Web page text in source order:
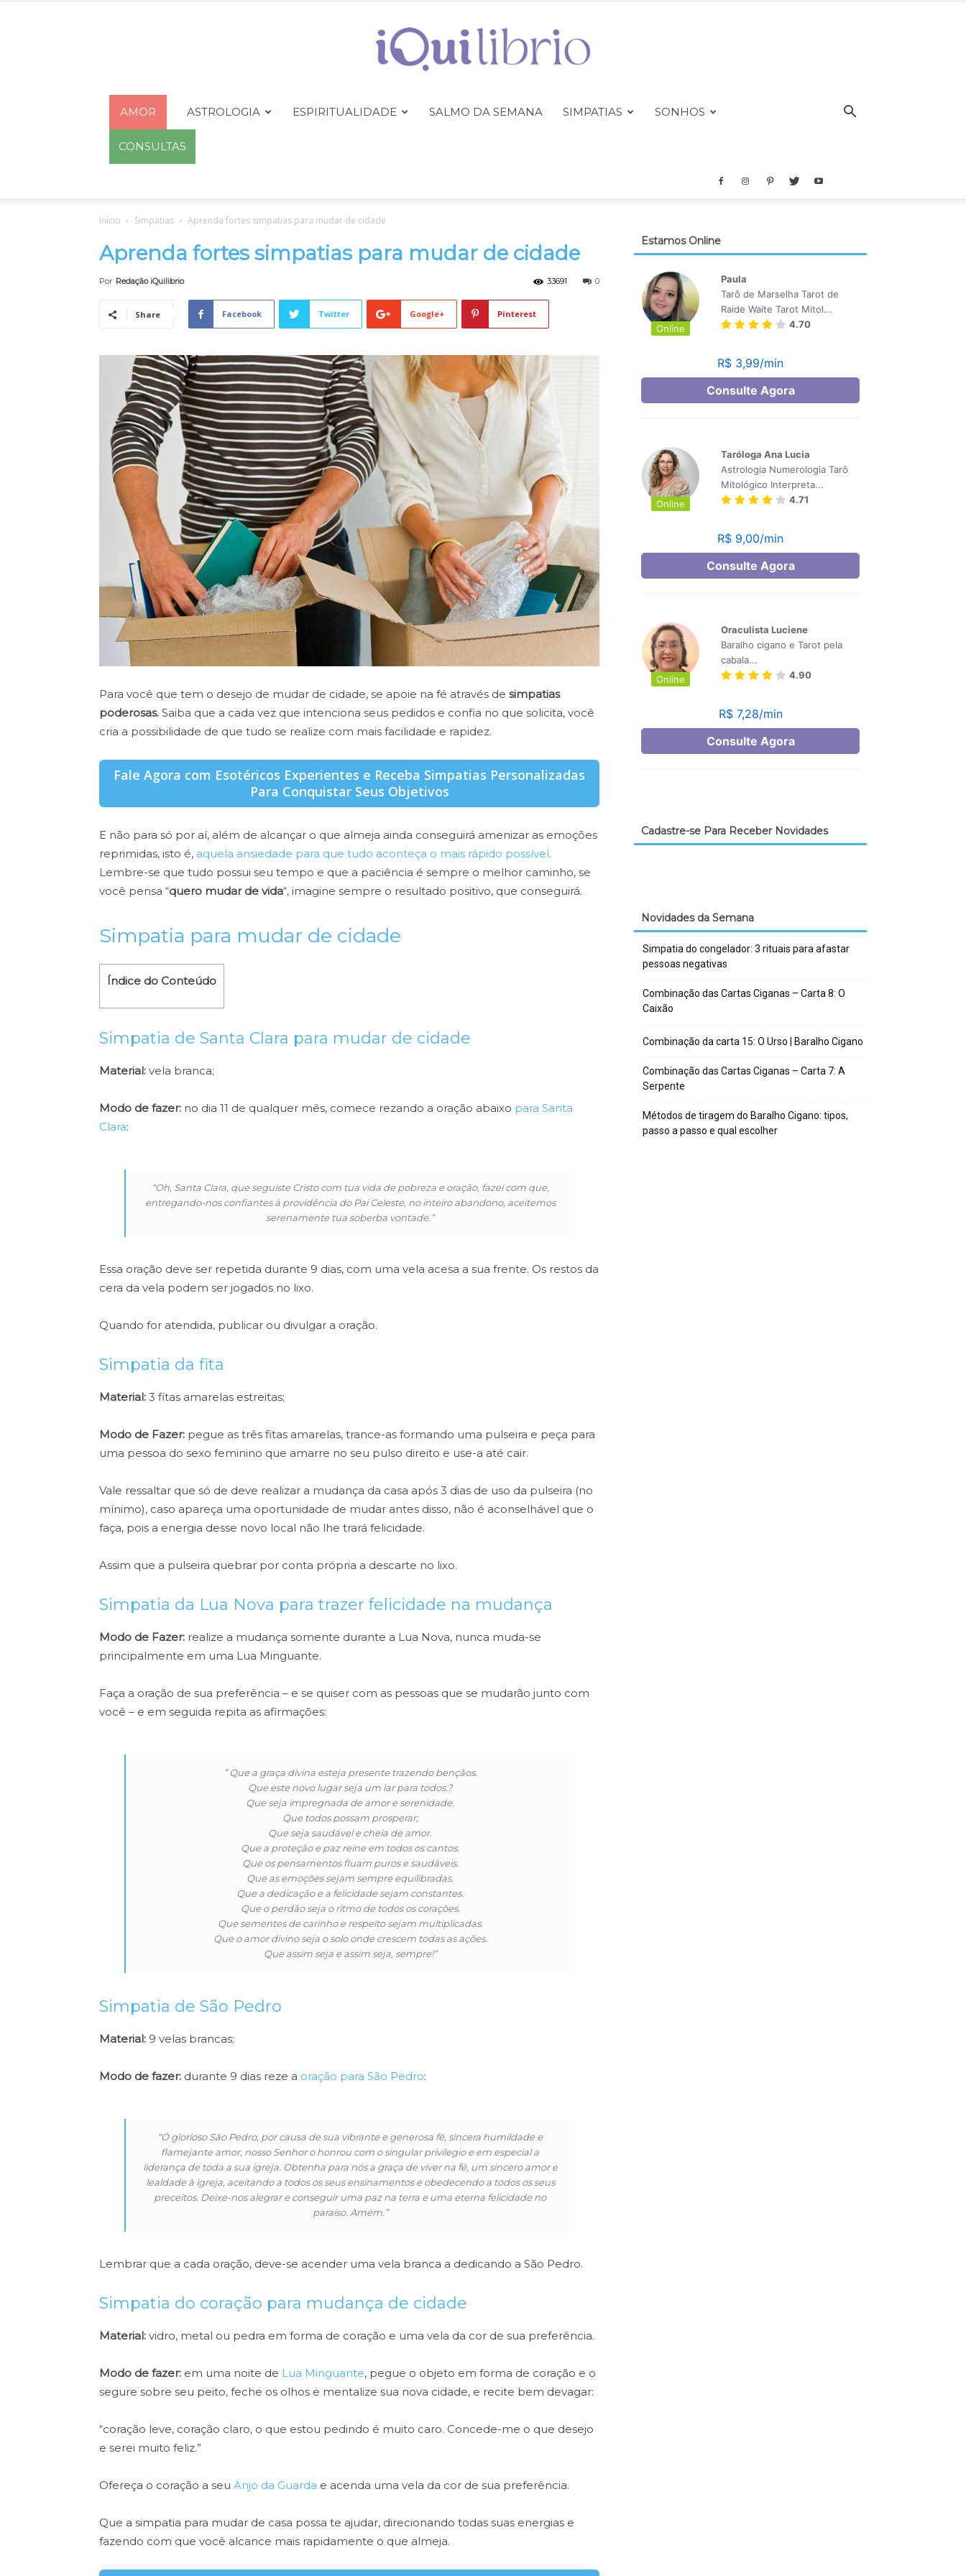
iQuilibrio
AMOR ASTROLOGIA ESPIRITUALIDADE SALMO DA SEMANA SIMPATIAS SONHOS
CONSULTAS
Início Simpatias Aprenda fortes simpatias para mudar de cidade
Aprenda fortes simpatias para mudar de cidade
Por Redação iQuilibrio 0
33691
Share Facebook Twitter Google+ Pinterest
Para você que tem o desejo de mudar de cidade, se apoie na fé através de simpatias
poderosas. Saiba que a cada vez que intenciona seus pedidos e confia no que solicita, você
cria a possibilidade de que tudo se realize com mais facilidade e rapidez.
Fale Agora com Esotéricos Experientes e Receba Simpatias Personalizadas
Para Conquistar Seus Objetivos
E não para só por aí, além de alcançar o que almeja ainda conseguirá amenizar as emoções
reprimidas, isto é, aquela ansiedade para que tudo aconteça o mais rápido possível.
Lembre-se que tudo possui seu tempo e que a paciência é sempre o melhor caminho, se
você pensa “quero mudar de vida“, imagine sempre o resultado positivo, que conseguirá.
Simpatia para mudar de cidade
Índice do Conteúdo
Simpatia de Santa Clara para mudar de cidade
Material: vela branca;
Modo de fazer: no dia 11 de qualquer mês, comece rezando a oração abaixo para Santa
Clara:
“Oh, Santa Clara, que seguiste Cristo com tua vida de pobreza e oração, fazei com que,
entregando-nos confiantes à providência do Pai Celeste, no inteiro abandono, aceitemos
serenamente tua soberba vontade.”
Essa oração deve ser repetida durante 9 dias, com uma vela acesa a sua frente. Os restos da
cera da vela podem ser jogados no lixo.
Quando for atendida, publicar ou divulgar a oração.
Simpatia da fita
Material: 3 fitas amarelas estreitas;
Modo de Fazer: pegue as três fitas amarelas, trance-as formando uma pulseira e peça para
uma pessoa do sexo feminino que amarre no seu pulso direito e use-a até cair.
Vale ressaltar que só de deve realizar a mudança da casa após 3 dias de uso da pulseira (no
mínimo), caso apareça uma oportunidade de mudar antes disso, não é aconselhável que o
faça, pois a energia desse novo local não lhe trará felicidade.
Assim que a pulseira quebrar por conta própria a descarte no lixo.
Simpatia da Lua Nova para trazer felicidade na mudança
Modo de Fazer: realize a mudança somente durante a Lua Nova, nunca muda-se
principalmente em uma Lua Minguante.
Faça a oração de sua preferência – e se quiser com as pessoas que se mudarão junto com
você – e em seguida repita as afirmações:
” Que a graça divina esteja presente trazendo bençãos.
Que este novo lugar seja um lar para todos.?
Que seja impregnada de amor e serenidade.
Que todos possam prosperar;
Que seja saudável e cheia de amor.
Que a proteção e paz reine em todos os cantos.
Que os pensamentos fluam puros e saudáveis.
Que as emoções sejam sempre equilibradas.
Que a dedicação e a felicidade sejam constantes.
Que o perdão seja o ritmo de todos os corações.
Que sementes de carinho e respeito sejam multiplicadas.
Que o amor divino seja o solo onde crescem todas as ações.
Que assim seja e assim seja, sempre!”
Simpatia de São Pedro
Material: 9 velas brancas;
Modo de fazer: durante 9 dias reze a oração para São Pedro:
“Ó glorioso São Pedro, por causa de sua vibrante e generosa fé, sincera humildade e
flamejante amor, nosso Senhor o honrou com o singular privilegio e em especial a
liderança de toda a sua igreja. Obtenha para nós a graça de viver na fé, um sincero amor e
lealdade à igreja, aceitando a todos os seus ensinamentos e obedecendo a todos os seus
preceitos. Deixe-nos alegrar e conseguir uma paz na terra e uma eterna felicidade no
paraíso. Amém.”
Lembrar que a cada oração, deve-se acender uma vela branca a dedicando a São Pedro.
Simpatia do coração para mudança de cidade
Material: vidro, metal ou pedra em forma de coração e uma vela da cor de sua preferência.
Modo de fazer: em uma noite de Lua Minguante, pegue o objeto em forma de coração e o
segure sobre seu peito, feche os olhos e mentalize sua nova cidade, e recite bem devagar:
“coração leve, coração claro, o que estou pedindo é muito caro. Concede-me o que desejo
e serei muito feliz.”
Ofereça o coração a seu Anjo da Guarda e acenda uma vela da cor de sua preferência.
Que a simpatia para mudar de casa possa te ajudar, direcionando todas suas energias e
fazendo com que você alcance mais rapidamente o que almeja.
Estamos Online
Cadastre-se Para Receber Novidades
Novidades da Semana
Simpatia do congelador: 3 rituais para afastar
pessoas negativas
Combinação das Cartas Ciganas – Carta 8: O
Caixão
Combinação da carta 15: O Urso | Baralho Cigano
Combinação das Cartas Ciganas – Carta 7: A
Serpente
Métodos de tiragem do Baralho Cigano: tipos,
passo a passo e qual escolher